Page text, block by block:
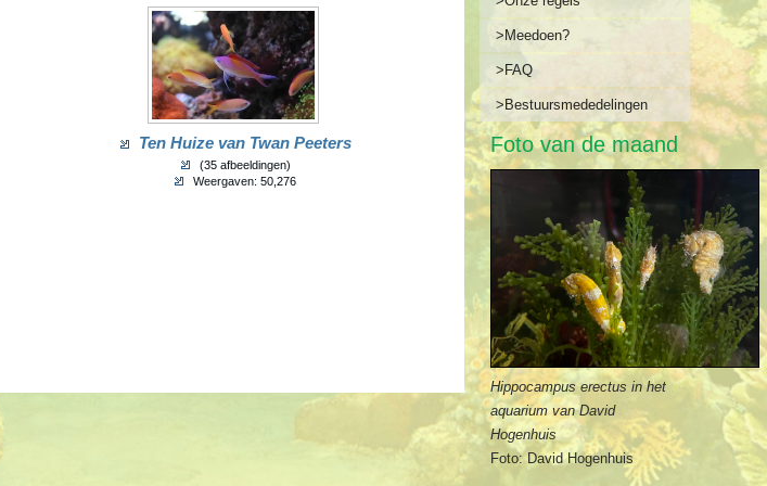
Ten Huize van Twan Peeters
(35 afbeeldingen)
Weergaven: 50,276
>Meedoen?
>FAQ
>Bestuursmededelingen
Foto van de maand
Hippocampus erectus in het
aquarium van David
Hogenhuis
Foto: David Hogenhuis